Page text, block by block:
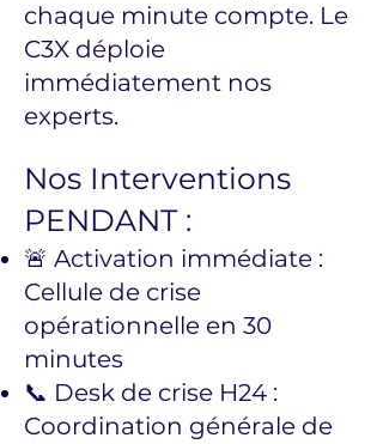
chaque minute compte. Le
C3X déploie
immédiatement nos
experts.
Nos Interventions
PENDANT :
🚨 Activation immédiate :
Cellule de crise
opérationnelle en 30
minutes
📞 Desk de crise H24 :
Coordination générale de